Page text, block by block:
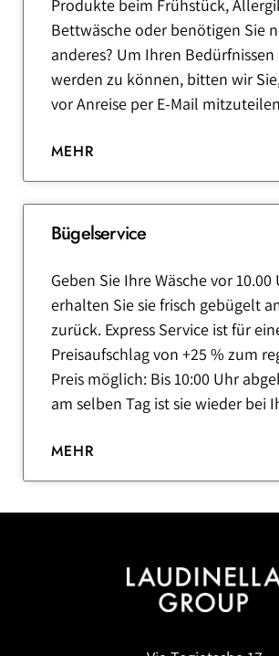
Produkte beim Frühstück,
Bettwäsche oder benötigen Sie
anderes? Um Ihren
werden zu können, bitten wir
vor Anreise per E-Mail
MEHR
Bügelservice
Geben Sie Ihre Wäsche vor
erhalten Sie sie frisch gebügelt
zurück. Express Service ist für
Preisaufschlag von +25 % zum
Preis möglich: Bis 10:00 Uhr
am selben Tag ist sie wieder bei
MEHR